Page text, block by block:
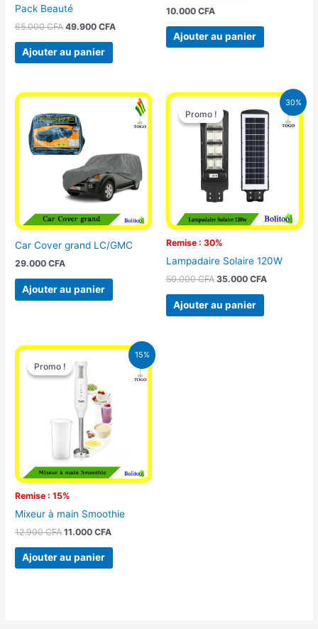
Pack Beauté
65.000CFA 49.900CFA
Ajouter au panier
10.000 CFA
Ajouter au panier
Car Cover grand LC/GMC
29.000CFA
Ajouter au panier
30%
Promo !
Remise : 30%
Promo !
Lampadaire Solaire 120W
50.000CFA
Le
prix
initial
était :
50.000 CFA.
35.000 CFA
Le
prix
actuel
est :
35.000
Ajouter au panier
15%
Promo !
Remise : 15%
Promo !
Mixeur à main Smoothie
12.900CFA
Le
prix
initial
était :
12.900 CFA.
11.000CFA
Le
Ajouter au panier